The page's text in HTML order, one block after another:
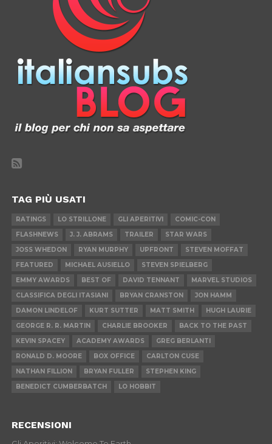
TAG PIÙ USATI
RATINGS LO STRILLONE GLI APERITIVI
COMIC-CON
FLASHNEWS
J. J. ABRAMS TRAILER
STAR WARS
JOSS WHEDON
RYAN MURPHY UPFRONT
STEVEN MOFFAT
FEATURED
MICHAEL AUSIELLO
STEVEN SPIELBERG
EMMY AWARDS
BEST OF DAVID TENNANT
MARVEL STUDIOS
CLASSIFICA DEGLI ITASIANI
BRYAN CRANSTON
JON HAMM
DAMON LINDELOF
KURT SUTTER MATT SMITH
HUGH LAURIE
GEORGE R. R. MARTIN
CHARLIE BROOKER
BACK TO THE PAST
KEVIN SPACEY
ACADEMY AWARDS
GREG BERLANTI
RONALD D. MOORE
BOX OFFICE
CARLTON CUSE
NATHAN FILLION
BRYAN FULLER
STEPHEN KING
BENEDICT CUMBERBATCH
LO HOBBIT
RECENSIONI